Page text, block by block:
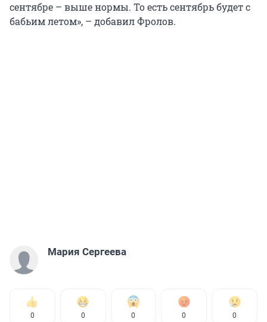
сентябре – выше нормы. То есть сентябрь будет с
бабьим летом», – добавил Фролов.
Мария Сергеева
0 0 0 0 0